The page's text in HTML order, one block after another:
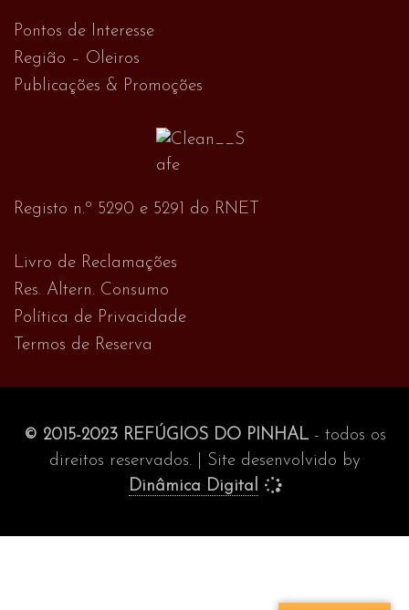
Pontos de Interesse
Região – Oleiros
Publicações & Promoções
Registo n.º 5290 e 5291 do RNET
Livro de Reclamações
Res. Altern. Consumo
Política de Privacidade
Termos de Reserva
© 2015-2023 REFÚGIOS DO PINHAL- todos os
direitos reservados. | Site desenvolvido by
Dinâmica Digital